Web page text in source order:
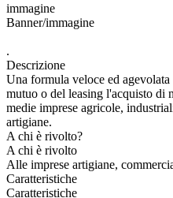
immagine
Banner/immagine
.
Descrizione
Una formula veloce ed
mutuo o del leasing l'acquisto di
medie imprese agricole,
artigiane.
A chi è rivolto?
A chi è rivolto
Alle imprese artigiane,
Caratteristiche
Caratteristiche